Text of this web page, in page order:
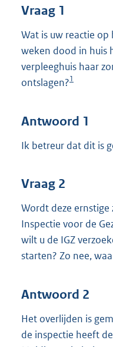
Vraag 1
Wat is uw reactie
weken dood in huis
verpleeghuis haar
ontslagen?1
Antwoord 1
Ik betreur dat dit is
Vraag 2
Wordt deze
Inspectie voor de
wilt u de IGZ
starten? Zo nee,
Antwoord 2
Het overlijden is
de inspectie heeft